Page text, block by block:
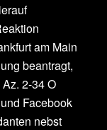
am Main
beantragt,
2-34 O
Facebook
nebst